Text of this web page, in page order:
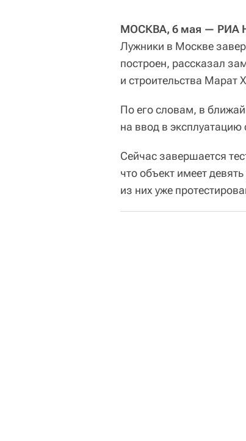
МОСКВА, 6 мая — РИА
Лужники в Москве
построен, рассказал
и строительства Марат
По его словам, в
на ввод в эксплуатацию
Сейчас завершается
что объект имеет
из них уже